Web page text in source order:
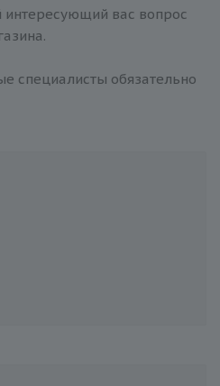
вас вопрос
специалисты обязательно